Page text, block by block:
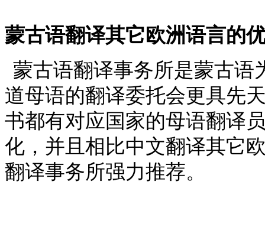
蒙古语翻译其它欧洲语言的
蒙古语翻译事务所是蒙古语
道母语的翻译委托会更具先
书都有对应国家的母语翻译
化，并且相比中文翻译其它
翻译事务所强力推荐。